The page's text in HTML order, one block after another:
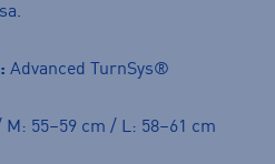
Advanced TurnSys®
M: 55–59 cm / L: 58–61 cm